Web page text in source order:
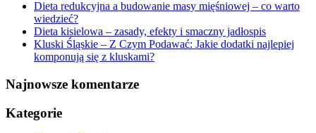
Dieta redukcyjna a budowanie masy mięśniowej – co warto
wiedzieć?
Dieta kisielowa – zasady, efekty i smaczny jadłospis
Kluski Śląskie – Z Czym Podawać: Jakie dodatki najlepiej
komponują się z kluskami?
Najnowsze komentarze
Kategorie